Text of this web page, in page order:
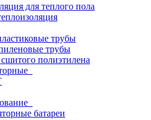
для теплого пола
трубы
трубы
полиэтилена
батареи